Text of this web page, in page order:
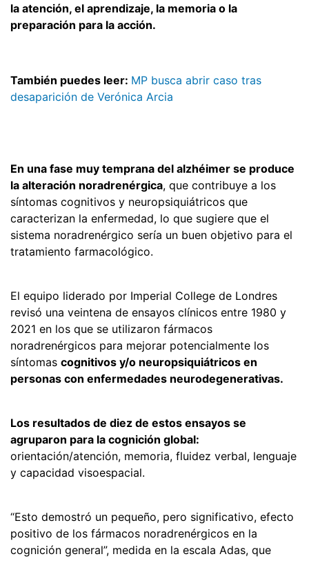
la atención, el aprendizaje, la memoria o la
preparación para la acción.
También puedes leer: MP busca abrir caso tras
desaparición de Verónica Arcia
En una fase muy temprana del alzhéimer se produce
la alteración noradrenérgica, que contribuye a los
síntomas cognitivos y neuropsiquiátricos que
caracterizan la enfermedad, lo que sugiere que el
sistema noradrenérgico sería un buen objetivo para el
tratamiento farmacológico.
El equipo liderado por Imperial College de Londres
revisó una veintena de ensayos clínicos entre 1980 y
2021 en los que se utilizaron fármacos
noradrenérgicos para mejorar potencialmente los
síntomas cognitivos y/o neuropsiquiátricos en
personas con enfermedades neurodegenerativas.
Los resultados de diez de estos ensayos se
agruparon para la cognición global:
orientación/atención, memoria, fluidez verbal, lenguaje
y capacidad visoespacial.
“Esto demostró un pequeño, pero significativo, efecto
positivo de los fármacos noradrenérgicos en la
cognición general”, medida en la escala Adas, que